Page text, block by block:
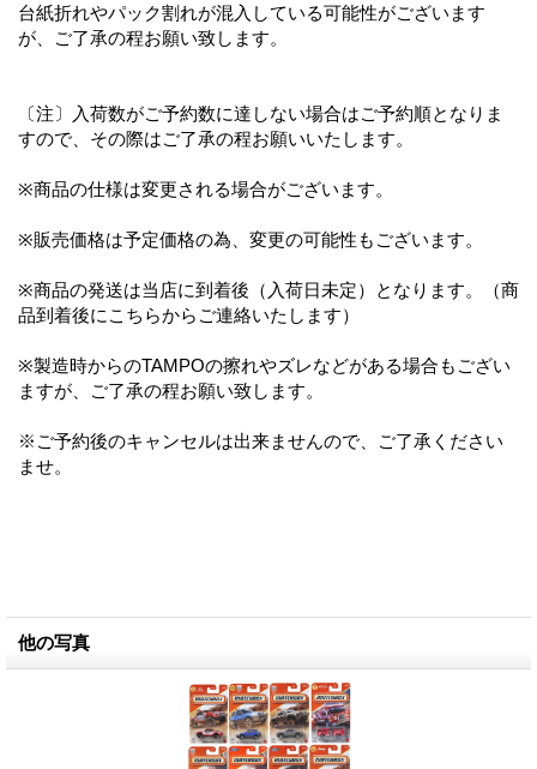
台紙折れやパック割れが混入している可能性がございます
が、ご了承の程お願い致します。
〔注〕入荷数がご予約数に達しない場合はご予約順となりま
すので、その際はご了承の程お願いいたします。
※商品の仕様は変更される場合がございます。
※販売価格は予定価格の為、変更の可能性もございます。
※商品の発送は当店に到着後（入荷日未定）となります。（商
品到着後にこちらからご連絡いたします）
※製造時からのTAMPOの擦れやズレなどがある場合もござい
ますが、ご了承の程お願い致します。
※ご予約後のキャンセルは出来ませんので、ご了承ください
ませ。
他の写真